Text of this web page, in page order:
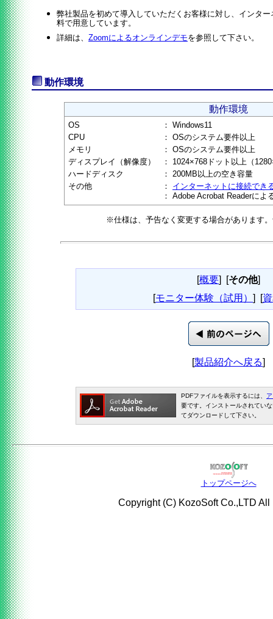
弊社製品を初めて導入していただくお客様に対し、インタ
料で用意しています。
詳細は、 Zoomによるオンラインデモを参照して下さい。
動作環境
動作環境
OS ： Windows11
CPU
： OSのシステム要件以上
メモリ
： OSのシステム要件以上
ディスプレイ（解像度）
：
1024×768ドット以上（
ハードディスク
： 200MB以上の空き容量
その他
：
：
インターネットに接続でき
Adobe Acrobat Readerによ
※仕様は、予告なく変更する場合があります
[概要] [その他]
[モニター体験（試用） ] [
[製品紹介へ戻る]
PDFファイルを表示するには、
要です。インストールされてい
てダウンロードして下さい。
トップページへ
Copyright (C) KozoSoft Co.,LTD All